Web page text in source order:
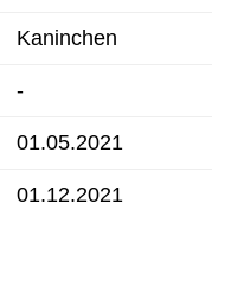
Kaninchen
-
01.05.2021
01.12.2021